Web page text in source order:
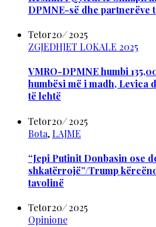
DPMNE-së dhe partnerëve
Tetor20/2025
ZGJEDHJET LOKALE 2025
VMRO-DPMNE humbi
humbësi më i madh, Levica
të lehtë
Tetor20/2025
Bota,LAJME
“Jepi Putinit Donbasin ose
shkatërrojë”/Trump
tavolinë
Tetor20/2025
Opinione